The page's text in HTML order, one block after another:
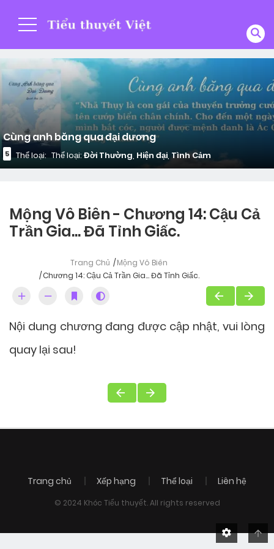
Cùng anh băng qua đại dương
5 Thể loại: Thể loại: Đời Thường, Hiện đại, Tình Cảm
Mộng Vô Biên - Chương 14: Cậu Cả
Trần Gia... Đã Tỉnh Giấc.
Trang Chủ
Mộng Vô Biên
Chương 14: Cậu Cả Trần Gia... Đã Tỉnh Giấc.
Nội dung chương đang được cập nhật, vui lòng
quay lại sau!
Trang chủ Xếp hạng Thể loại Liên hệ
© 2024 Khóc Tiểu thuyết. All rights reserved